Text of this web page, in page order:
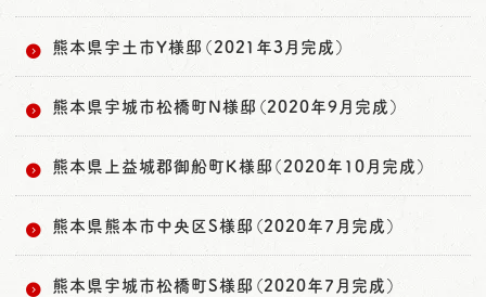
熊本県宇土市Y様邸（2021年3月完成）
熊本県宇城市松橋町N様邸（2020年9月完成）
熊本県上益城郡御船町K様邸（2020年10月完成）
熊本県熊本市中央区S様邸（2020年7月完成）
熊本県宇城市松橋町S様邸（2020年7月完成）